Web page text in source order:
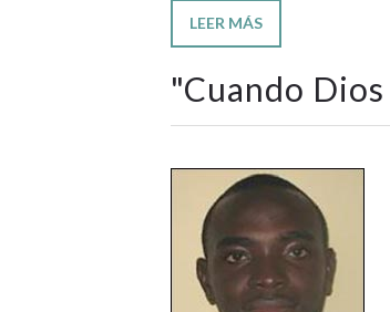
LEER MÁS
"Cuando